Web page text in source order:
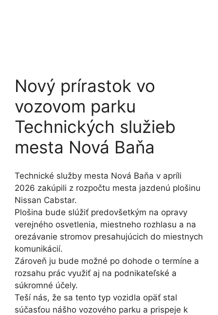
Nový prírastok vo
vozovom parku
Technických služieb
mesta Nová Baňa
Technické služby mesta Nová Baňa v apríli
2026 zakúpili z rozpočtu mesta jazdenú plošinu
Nissan Cabstar.
Plošina bude slúžiť predovšetkým na opravy
verejného osvetlenia, miestneho rozhlasu a na
orezávanie stromov presahujúcich do miestnych
komunikácií.
Zároveň ju bude možné po dohode o termíne a
rozsahu prác využiť aj na podnikateľské a
súkromné účely.
Teší nás, že sa tento typ vozidla opäť stal
súčasťou nášho vozového parku a prispeje k